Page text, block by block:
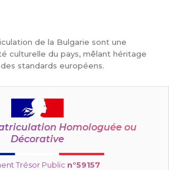
de la Bulgarie sont une
culturelle du pays, mêlant héritage
standards européens.
Homologuée ou
Décorative
Trésor Public n°59157